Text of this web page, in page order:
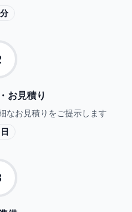
お見積り
なお見積りをご提示します